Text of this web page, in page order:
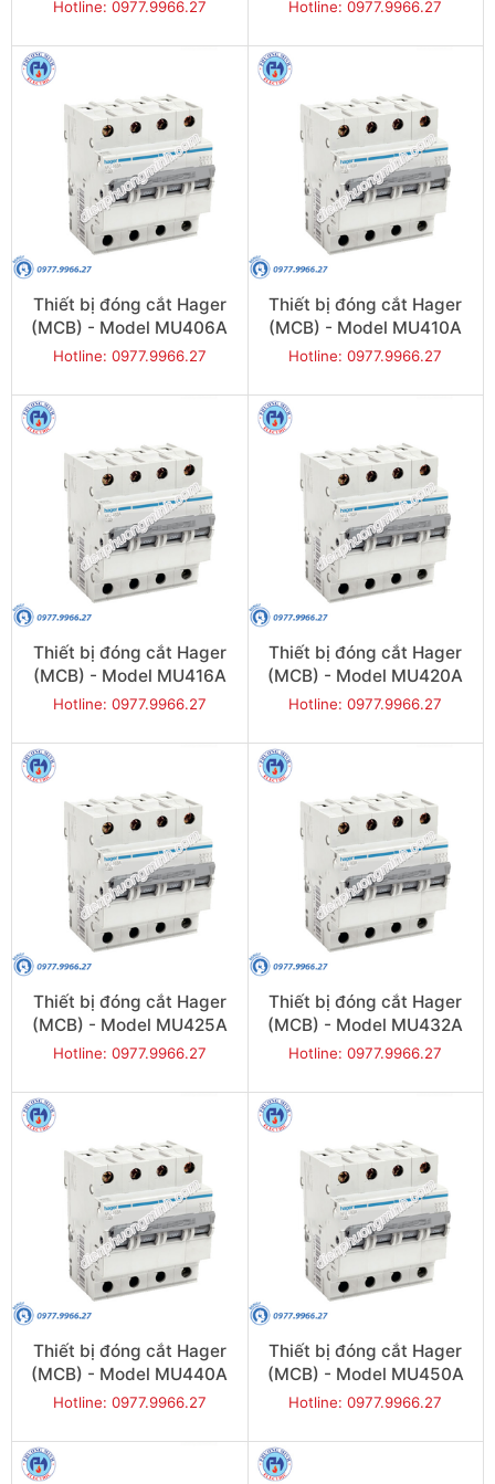
Hotline: 0977.9966.27 Hotline: 0977.9966.27
Thiết bị đóng cắt Hager
(MCB) - Model MU406A
Hotline: 0977.9966.27
Thiết bị đóng cắt Hager
(MCB) - Model MU410A
Hotline: 0977.9966.27
Thiết bị đóng cắt Hager
(MCB) - Model MU416A
Hotline: 0977.9966.27
Thiết bị đóng cắt Hager
(MCB) - Model MU420A
Hotline: 0977.9966.27
Thiết bị đóng cắt Hager
(MCB) - Model MU425A
Hotline: 0977.9966.27
Thiết bị đóng cắt Hager
(MCB) - Model MU432A
Hotline: 0977.9966.27
Thiết bị đóng cắt Hager
(MCB) - Model MU440A
Hotline: 0977.9966.27
Thiết bị đóng cắt Hager
(MCB) - Model MU450A
Hotline: 0977.9966.27